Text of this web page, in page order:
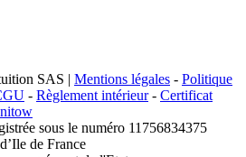
SAS | Mentions légales - Politique
- Règlement intérieur- Certificat
sous le numéro 11756834375
de France